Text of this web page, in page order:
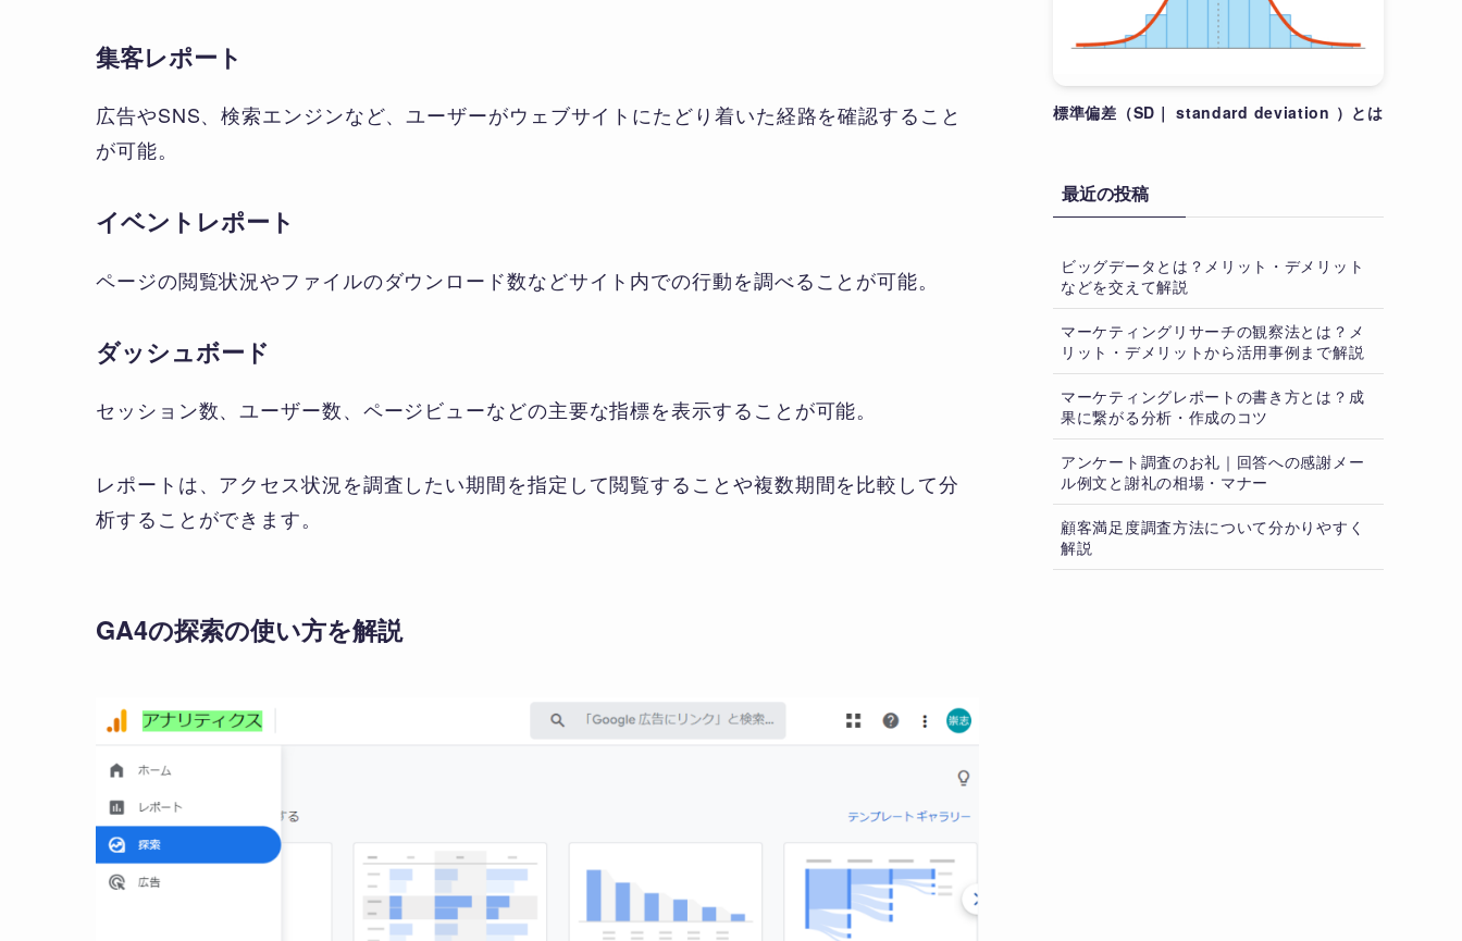
集客レポート
広告やSNS、検索エンジンなど、ユーザーがウェブサイトにたどり着いた経路を確認すること
が可能。
イベントレポート
ページの閲覧状況やファイルのダウンロード数などサイト内での行動を調べることが可能。
ダッシュボード
セッション数、ユーザー数、ページビューなどの主要な指標を表示することが可能。
レポートは、アクセス状況を調査したい期間を指定して閲覧することや複数期間を比較して分
析することができます。
GA4の探索の使い方を解説
標準偏差（SD｜ standard deviation ）とは
最近の投稿
ビッグデータとは？メリット・デメリット
などを交えて解説
マーケティングリサーチの観察法とは？メ
リット・デメリットから活用事例まで解説
マーケティングレポートの書き方とは？成
果に繋がる分析・作成のコツ
アンケート調査のお礼｜回答への感謝メー
ル例文と謝礼の相場・マナー
顧客満足度調査方法について分かりやすく
解説